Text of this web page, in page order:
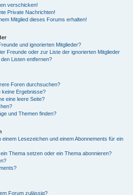
verschicken!
Private Nachrichten!
Mitglied dieses Forums erhalten!
und ignorierten Mitglieder?
Freunde oder zur Liste der ignorierten Mitglieder
Listen entfernen?
Foren durchsuchen?
keine Ergebnisse?
eine leere Seite?
und Themen finden?
Lesezeichen und einem Abonnements für ein
Thema setzen oder ein Thema abonnieren?
Forum zulässig?